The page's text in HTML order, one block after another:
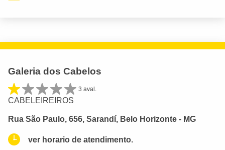
Galeria dos Cabelos
3 aval.
CABELEIREIROS
Rua São Paulo, 656, Sarandí, Belo Horizonte - MG
ver horario de atendimento.